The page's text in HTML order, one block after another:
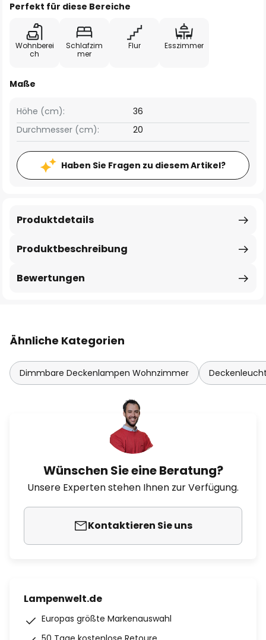
Perfekt für diese Bereiche
Wohnberei
ch
Schlafzim
mer
Flur Esszimmer
Maße
Höhe (cm):
36
Durchmesser (cm):
20
Haben Sie Fragen zu diesem Artikel?
Produktbeschreibung
Produktdetails
Bewertungen
Ähnliche Kategorien
Dimmbare Deckenlampen Wohnzimmer
Wünschen Sie eine Beratung?
Unsere Experten stehen Ihnen zur Verfügung.
Kontaktieren Sie uns
Lampenwelt.de
Europas größte Markenauswahl